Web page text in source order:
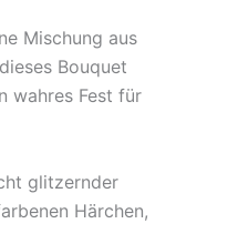
Mischung aus
Bouquet
wahres Fest für
glitzernder
Härchen,